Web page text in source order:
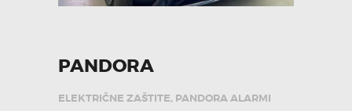
PANDORA
ELEKTRIČNE ZAŠTITE, PANDORA ALARMI